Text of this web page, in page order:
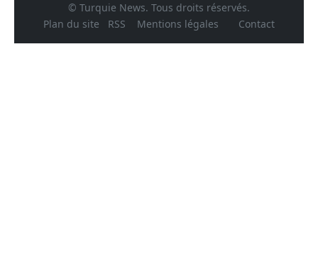
© Turquie News. Tous droits réservés.
Plan du site
RSS Mentions légales Contact